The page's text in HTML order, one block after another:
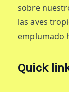
sobre
las aves
emplumado
Quick